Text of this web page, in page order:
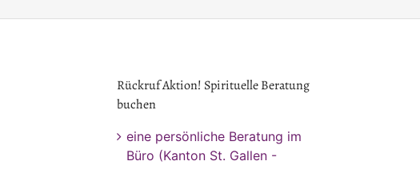
Rückruf Aktion! Spirituelle Beratung
buchen
eine persönliche Beratung im
Büro (Kanton St. Gallen -